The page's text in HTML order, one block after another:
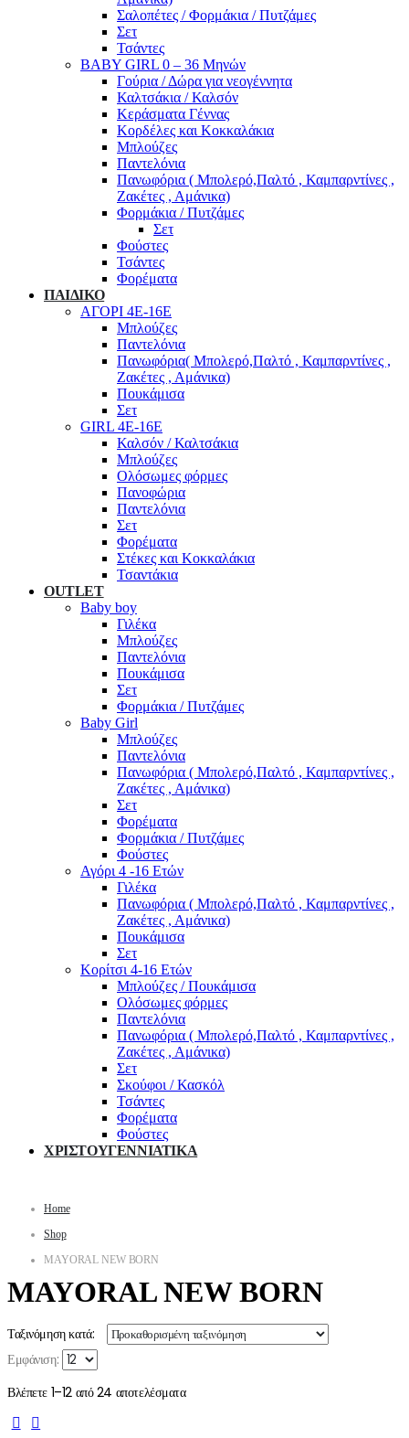
Σαλοπέτες / Φορμάκια / Πυτζάμες
Σετ
Τσάντες
BABY GIRL 0 – 36 Μηνών
Γούρια / Δώρα για νεογέννητα
Καλτσάκια / Καλσόν
Κεράσματα Γέννας
Κορδέλες και Κοκκαλάκια
Μπλούζες
Παντελόνια
Πανωφόρια ( Μπολερό,Παλτό , Καμπαρντίνες ,
Ζακέτες , Αμάνικα)
Φορμάκια / Πυτζάμες
Σετ
Φούστες
Τσάντες
Φορέματα
ΠΑΙΔΙΚΟ
ΑΓΟΡΙ 4Ε-16Ε
Μπλούζες
Παντελόνια
Πανωφόρια( Μπολερό,Παλτό , Καμπαρντίνες ,
Ζακέτες , Αμάνικα)
Πουκάμισα
Σετ
GIRL 4Ε-16Ε
Καλσόν / Καλτσάκια
Μπλούζες
Ολόσωμες φόρμες
Πανοφώρια
Παντελόνια
Σετ
Φορέματα
Στέκες και Κοκκαλάκια
Τσαντάκια
OUTLET
Baby boy
Γιλέκα
Μπλούζες
Παντελόνια
Πουκάμισα
Σετ
Φορμάκια / Πυτζάμες
Baby Girl
Μπλούζες
Παντελόνια
Πανωφόρια ( Μπολερό,Παλτό , Καμπαρντίνες ,
Ζακέτες , Αμάνικα)
Σετ
Φορέματα
Φορμάκια / Πυτζάμες
Φούστες
Αγόρι 4 -16 Ετών
Γιλέκα
Πανωφόρια ( Μπολερό,Παλτό , Καμπαρντίνες ,
Ζακέτες , Αμάνικα)
Πουκάμισα
Σετ
Κορίτσι 4-16 Ετών
Μπλούζες / Πουκάμισα
Ολόσωμες φόρμες
Παντελόνια
Πανωφόρια ( Μπολερό,Παλτό , Καμπαρντίνες ,
Ζακέτες , Αμάνικα)
Σετ
Σκούφοι / Κασκόλ
Τσάντες
Φορέματα
Φούστες
ΧΡΙΣΤΟΥΓΕΝΝΙΑΤΙΚΑ
Home
Shop
MAYORAL NEW BORN
MAYORAL NEW BORN
Ταξινόμηση κατά:
Εμφάνιση:
Βλέπετε 1–12 από 24 αποτελέσματα